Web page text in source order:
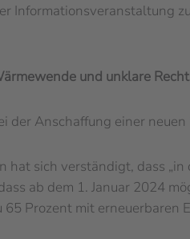
Informationsveranstaltung
und unklare
der Anschaffung einer
hat sich verständigt, dass „in
ab dem 1. Januar 2024
65 Prozent mit erneuerbaren